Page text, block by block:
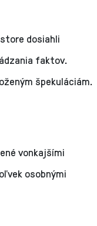
dosiahli
faktov.
špekuláciám.
vonkajšími
osobnými